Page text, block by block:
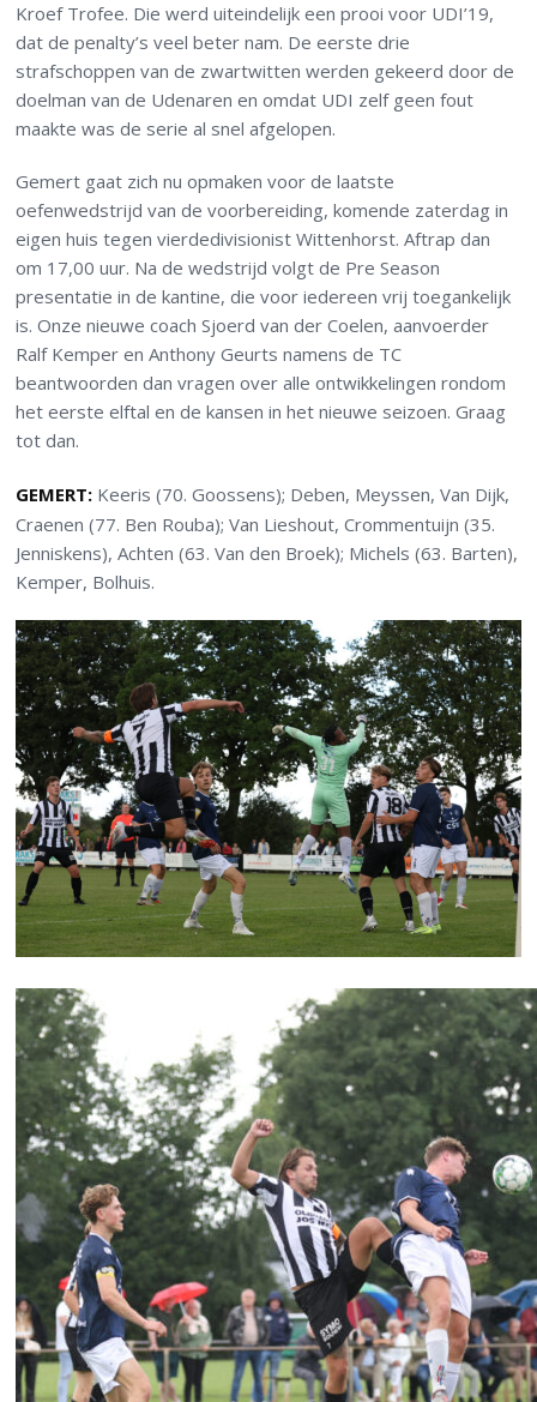
Kroef Trofee. Die werd uiteindelijk een prooi voor UDI’19,
dat de penalty’s veel beter nam. De eerste drie
strafschoppen van de zwartwitten werden gekeerd door de
doelman van de Udenaren en omdat UDI zelf geen fout
maakte was de serie al snel afgelopen.
Gemert gaat zich nu opmaken voor de laatste
oefenwedstrijd van de voorbereiding, komende zaterdag in
eigen huis tegen vierdedivisionist Wittenhorst. Aftrap dan
om 17,00 uur. Na de wedstrijd volgt de Pre Season
presentatie in de kantine, die voor iedereen vrij toegankelijk
is. Onze nieuwe coach Sjoerd van der Coelen, aanvoerder
Ralf Kemper en Anthony Geurts namens de TC
beantwoorden dan vragen over alle ontwikkelingen rondom
het eerste elftal en de kansen in het nieuwe seizoen. Graag
tot dan.
GEMERT: Keeris (70. Goossens); Deben, Meyssen, Van Dijk,
Craenen (77. Ben Rouba); Van Lieshout, Crommentuijn (35.
Jenniskens), Achten (63. Van den Broek); Michels (63. Barten),
Kemper, Bolhuis.